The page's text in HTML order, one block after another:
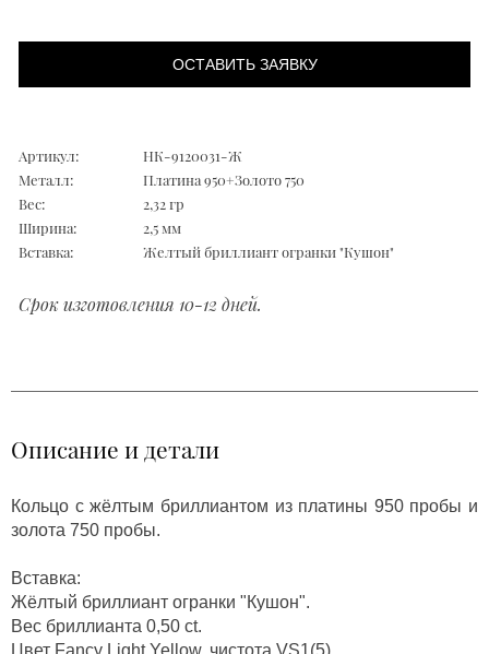
ОСТАВИТЬ ЗАЯВКУ
Артикул:
НК-9120031-Ж
Металл:
Платина 950+Золото 750
Вес:
2,32 гр
Ширина:
2,5 мм
Вставка:
Желтый бриллиант огранки "Кушон"
Срок изготовления 10-12 дней.
Описание и детали
Кольцо с жёлтым бриллиантом из платины 950 пробы и
золота 750 пробы.
Вставка:
Жёлтый бриллиант огранки "Кушон".
Вес бриллианта 0,50 ct.